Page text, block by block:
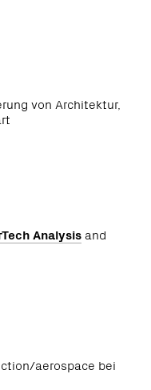
von Architektur,
Analysis and
aerospace bei